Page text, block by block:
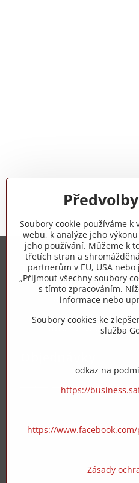
Trovita s.r.o.
+420 775 973 319
info​@zipzop​.cz
Soubory cookie používáme k
webu, k analýze jeho
jeho používání. Můžeme k
třetích stran a
partnerům v EU, USA
„Přijmout všechny soubory
s tímto zpracováním.
informace nebo
Soubory cookies ke
služba
odkaz na
https://
https://
Zásady